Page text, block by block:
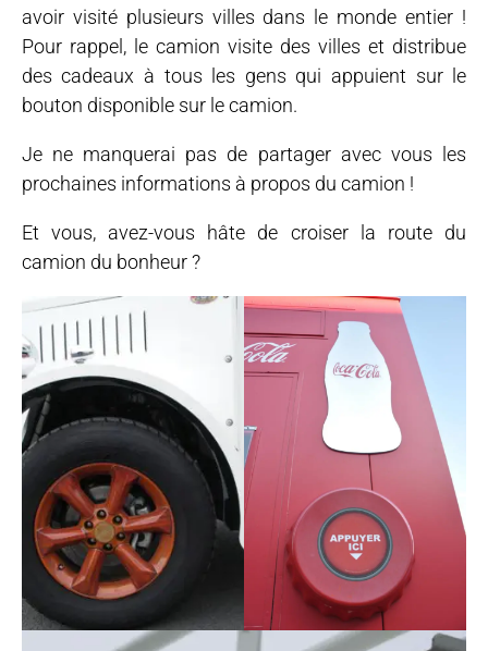
avoir visité plusieurs villes dans le monde entier !
Pour rappel, le camion visite des villes et distribue
des cadeaux à tous les gens qui appuient sur le
bouton disponible sur le camion.
Je ne manquerai pas de partager avec vous les
prochaines informations à propos du camion !
Et vous, avez-vous hâte de croiser la route du
camion du bonheur ?